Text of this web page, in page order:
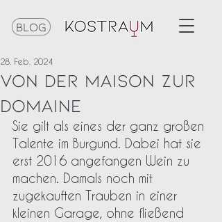
Blog
Von der Maison zur
Domaine
28. Feb. 2024
Sie gilt als eines der ganz großen
Talente im Burgund. Dabei hat sie
erst 2016 angefangen Wein zu
machen. Damals noch mit
zugekauften Trauben in einer
kleinen Garage, ohne fließend